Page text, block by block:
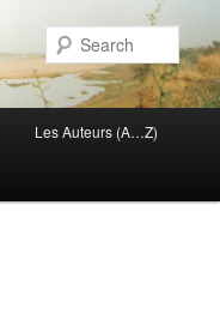
Les Auteurs (A…Z)